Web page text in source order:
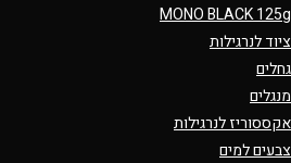
MONO BLACK 125g
ציוד לנרגילות
גחלים
מנגלים
אקססוריז לנרגילות
צבעים למים